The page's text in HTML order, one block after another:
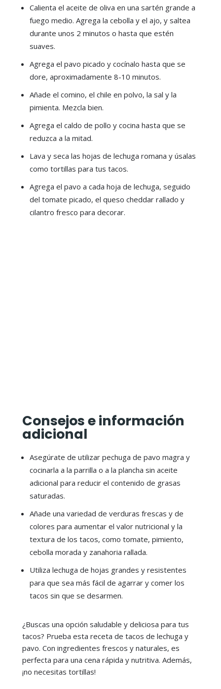
Calienta el aceite de oliva en una sartén grande a
fuego medio. Agrega la cebolla y el ajo, y saltea
durante unos 2 minutos o hasta que estén
suaves.
Agrega el pavo picado y cocínalo hasta que se
dore, aproximadamente 8-10 minutos.
Añade el comino, el chile en polvo, la sal y la
pimienta. Mezcla bien.
Agrega el caldo de pollo y cocina hasta que se
reduzca a la mitad.
Lava y seca las hojas de lechuga romana y úsalas
como tortillas para tus tacos.
Agrega el pavo a cada hoja de lechuga, seguido
del tomate picado, el queso cheddar rallado y
cilantro fresco para decorar.
Consejos e información
adicional
Asegúrate de utilizar pechuga de pavo magra y
cocinarla a la parrilla o a la plancha sin aceite
adicional para reducir el contenido de grasas
saturadas.
Añade una variedad de verduras frescas y de
colores para aumentar el valor nutricional y la
textura de los tacos, como tomate, pimiento,
cebolla morada y zanahoria rallada.
Utiliza lechuga de hojas grandes y resistentes
para que sea más fácil de agarrar y comer los
tacos sin que se desarmen.
¿Buscas una opción saludable y deliciosa para tus
tacos? Prueba esta receta de tacos de lechuga y
pavo. Con ingredientes frescos y naturales, es
perfecta para una cena rápida y nutritiva. Además,
¡no necesitas tortillas!